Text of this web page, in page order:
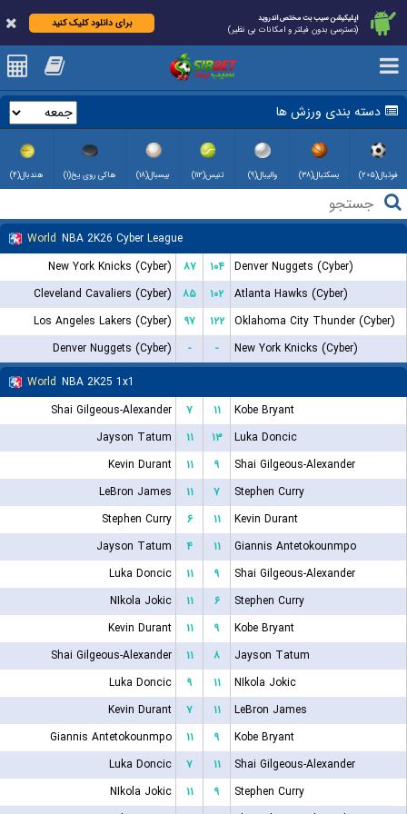
اپلیکیشن سیب بت مختص اندروید
(دسترسی بدون فیلتر و امکانات بی نظیر)
برای دانلود کلیک کنید
دسته بندی ورزش ها
فوتبال(۲۰۵) بسکتبال(۳۸) والیبال(۹) تنیس(۱۱۲) بیسبال(۱۸) هاکی روی یخ(۱) هندبال(۴)
World NBA 2K26 Cyber League
New York Knicks (Cyber)
۸۷ ۱۰۴
Denver Nuggets (Cyber)
Cleveland Cavaliers (Cyber)
۸۵ ۱۰۲
Atlanta Hawks (Cyber)
Los Angeles Lakers (Cyber)
۹۷ ۱۲۲
Oklahoma City Thunder (Cyber)
Denver Nuggets (Cyber)
- -
New York Knicks (Cyber)
World NBA 2K25 1x1
Shai Gilgeous-Alexander
۷ ۱۱
Kobe Bryant
Jayson Tatum
۱۱ ۱۳
Luka Doncic
Kevin Durant
۱۱ ۹
Shai Gilgeous-Alexander
LeBron James
۱۱ ۷
Stephen Curry
Stephen Curry
۶ ۱۱
Kevin Durant
Jayson Tatum
۴ ۱۱
Giannis Antetokounmpo
Luka Doncic
۱۱ ۹
Shai Gilgeous-Alexander
NIkola Jokic
۱۱ ۶
Stephen Curry
Kevin Durant
۱۱ ۹
Kobe Bryant
Shai Gilgeous-Alexander
۱۱ ۸
Jayson Tatum
Luka Doncic
۹ ۱۱
NIkola Jokic
Kevin Durant
۷ ۱۱
LeBron James
Giannis Antetokounmpo
۱۱ ۹
Kobe Bryant
Luka Doncic
۷ ۱۱
Shai Gilgeous-Alexander
NIkola Jokic
۱۱ ۹
Stephen Curry